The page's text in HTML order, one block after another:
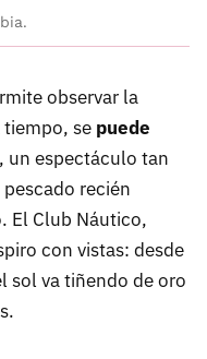
observar la
tiempo, se puede
, un espectáculo tan
recién
El Club Náutico,
con vistas: desde
sol va tiñendo de oro